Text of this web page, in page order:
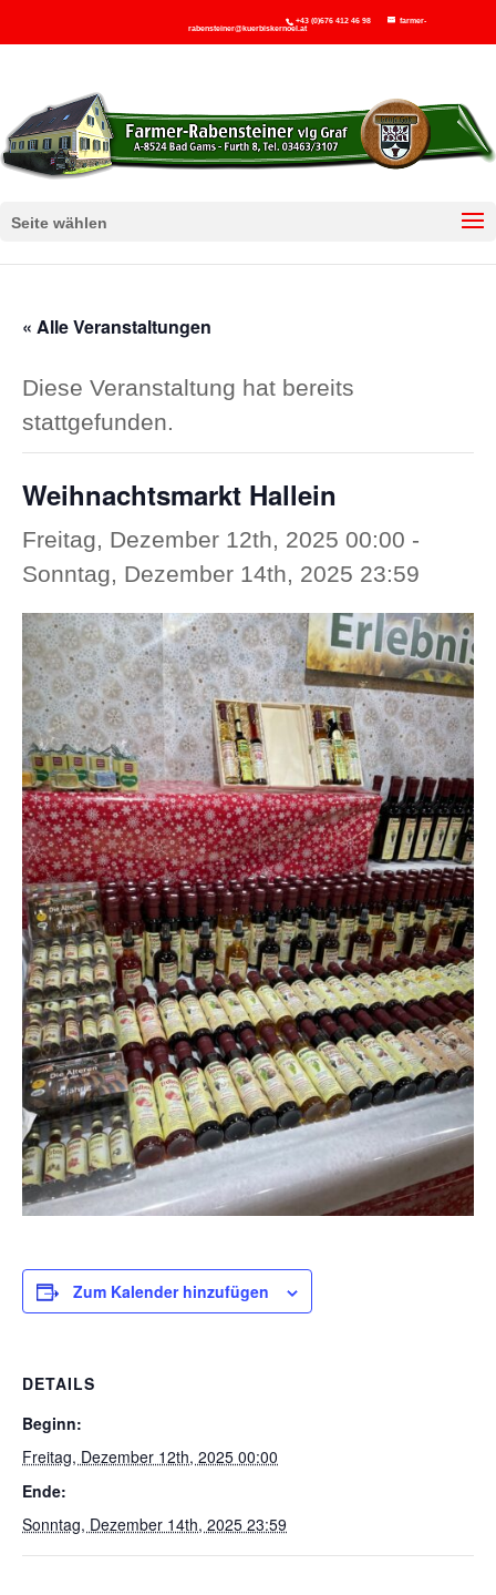
+43 (0)676 412 46 98
farmer-
rabensteiner@kuerbiskernoel.at
Seite wählen
« Alle Veranstaltungen
Diese Veranstaltung hat bereits
stattgefunden.
Weihnachtsmarkt Hallein
Freitag, Dezember 12th, 2025 00:00 -
Sonntag, Dezember 14th, 2025 23:59
Zum Kalender hinzufügen
DETAILS
Beginn:
Freitag, Dezember 12th, 2025 00:00
Ende:
Sonntag, Dezember 14th, 2025 23:59